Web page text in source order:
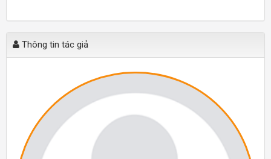
Thông tin tác giả